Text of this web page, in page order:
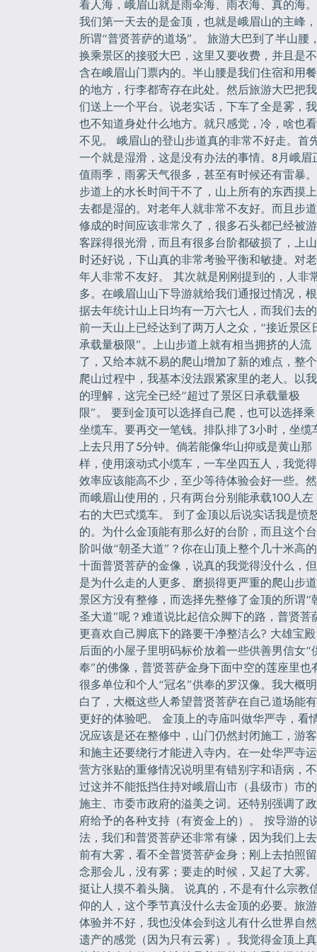
看人海，峨眉山就是雨伞海、雨衣海、真的海。
我们第一天去的是金顶，也就是峨眉山的主峰，
所谓“普贤菩萨的道场”。 旅游大巴到了半山腰，
换乘景区的接驳大巴，这里又要收费，并且是不
含在峨眉山门票内的。半山腰是我们住宿和用餐
的地方，行李都寄存在此处。然后旅游大巴把我
们送上一个平台。说老实话，下车了全是雾，我
也不知道身处什么地方。就只感觉，冷，啥也看
不见。 峨眉山的登山步道真的非常不好走。首
一个就是湿滑，这是没有办法的事情。8月峨眉
值雨季，雨雾天气很多，甚至有时候还有雷暴。
步道上的水长时间干不了，山上所有的东西摸上
去都是湿的。对老年人就非常不友好。而且步道
修成的时间应该非常久了，很多石头都已经被游
客踩得很光滑，而且有很多台阶都破损了，上山
时还好说，下山真的非常考验平衡和敏捷。对老
年人非常不友好。 其次就是刚刚提到的，人非
多。在峨眉山山下导游就给我们通报过情况，根
据去年统计山上日均有一万六七人，而我们去的
前一天山上已经达到了两万人之众，“接近景区
承载量极限”。上山步道上就有相当拥挤的人流
了，又给本就不易的爬山增加了新的难点，整个
爬山过程中，我基本没法跟紧家里的老人。以我
的理解，这完全已经“超过了景区日承载量极
限”。 要到金顶可以选择自己爬，也可以选择乘
坐缆车。要再交一笔钱。排队排了3小时，坐缆
上去只用了5分钟。倘若能像华山抑或是黄山那
样，使用滚动式小缆车，一车坐四五人，我觉得
效率应该能高不少，至少等待体验会好一些。然
而峨眉山使用的，只有两台分别能承载100人左
右的大巴式缆车。 到了金顶以后说实话我是愤
的。为什么金顶能有那么好的台阶，而且这个台
阶叫做“朝圣大道”？你在山顶上整个几十米高的
十面普贤菩萨的金像，说真的我觉得没什么，但
是为什么走的人更多、磨损得更严重的爬山步道
景区方没有整修，而选择先整修了金顶的所谓“
圣大道”呢？难道说比起信众脚下的路，普贤菩
更喜欢自己脚底下的路要干净整洁么? 大雄宝殿
后面的小屋子里明码标价放着一些供善男信女“
奉”的佛像，普贤菩萨金身下面中空的莲座里也
很多单位和个人“冠名”供奉的罗汉像。我大概明
白了，大概这些人希望普贤菩萨在自己道场能有
更好的体验吧。 金顶上的寺庙叫做华严寺，看
况应该是还在整修中，山门仍然封闭施工，游客
和施主还要绕行才能进入寺内。在一处华严寺运
营方张贴的重修情况说明里有错别字和语病，不
过这并不能抵挡住持对峨眉山市（县级市）市的
施主、市委市政府的溢美之词。还特别强调了政
府给予的各种支持（有资金上的）。 按导游的
法，我们和普贤菩萨还非常有缘，因为我们上去
前有大雾，看不全普贤菩萨金身；刚上去拍照留
念那会儿，没有雾；要走的时候，又起了大雾。
挺让人摸不着头脑。 说真的，不是有什么宗教
仰的人，这个季节真没什么去金顶的必要。旅游
体验并不好，我也没体会到这儿有什么世界自然
遗产的感觉（因为只有云雾）。我觉得金顶上真